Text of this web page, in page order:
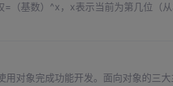
=（基数）^x，x表示当前为第几位（
（“1010”，2）八进制转十进制：int
对象完成功能开发。面向对象的三大